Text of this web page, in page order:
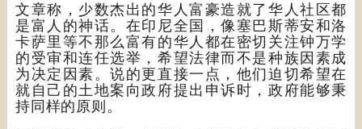
文章称，少数杰出的华人富豪造就了华人社区都
是富人的神话。在印尼全国，像塞巴斯蒂安和洛
卡萨里等不那么富有的华人都在密切关注钟万学
的受审和连任选举，希望法律而不是种族因素成
为决定因素。说的更直接一点，他们迫切希望在
就自己的土地案向政府提出申诉时，政府能够秉
持同样的原则。